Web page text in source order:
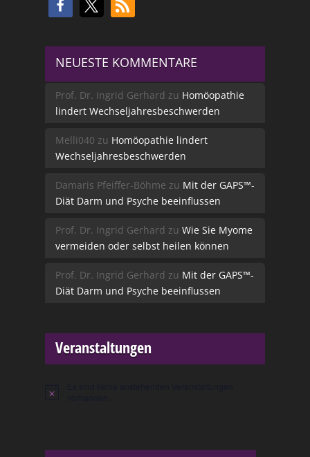
NEUESTE KOMMENTARE
Prof. Dr. Ingrid Gerhard zu Homöopathie
lindert Wechseljahresbeschwerden
Melli040 zu Homöopathie lindert
Wechseljahresbeschwerden
Damaris Pfeiffer-Böhme zu Mit der GAPS™-
Diät Darm und Psyche beeinflussen
Prof. Dr. Ingrid Gerhard zu Wie Sie Myome
vermeiden oder selbst heilen können
Prof. Dr. Ingrid Gerhard zu Mit der GAPS™-
Diät Darm und Psyche beeinflussen
Veranstaltungen
Hinweis